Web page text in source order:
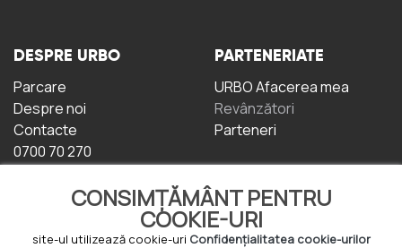
CONSIMȚĂMÂNT PENTRU
COOKIE-URI
site-ul utilizează cookie-uri Confidențialitatea cookie-urilor
DESPRE URBO
Parcare
Despre noi
Contacte
0700 70 270
PARTENERIATE
URBO Afacerea mea
Revânzători
Parteneri